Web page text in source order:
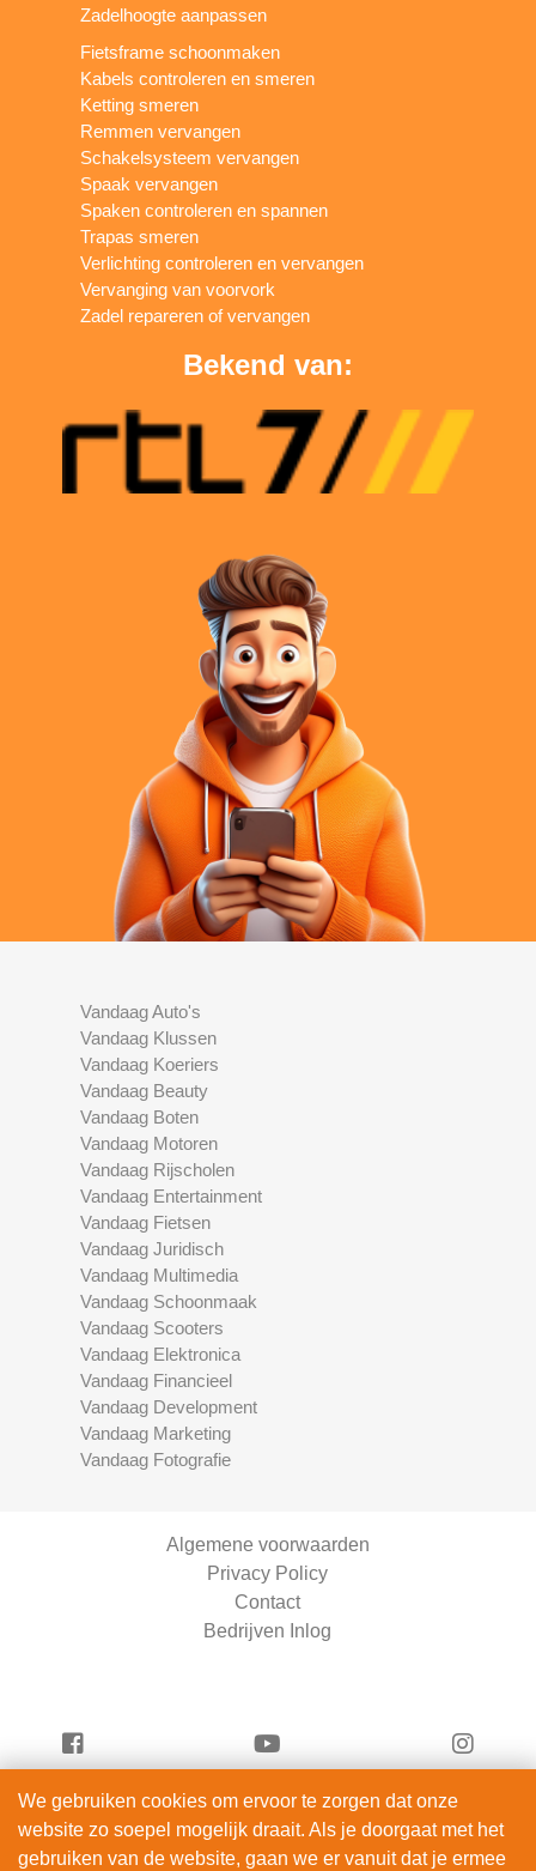
Zadelhoogte aanpassen
Fietsframe schoonmaken
Kabels controleren en smeren
Ketting smeren
Remmen vervangen
Schakelsysteem vervangen
Spaak vervangen
Spaken controleren en spannen
Trapas smeren
Verlichting controleren en vervangen
Vervanging van voorvork
Zadel repareren of vervangen
Bekend van:
Vandaag Auto's
Vandaag Klussen
Vandaag Koeriers
Vandaag Beauty
Vandaag Boten
Vandaag Motoren
Vandaag Rijscholen
Vandaag Entertainment
Vandaag Fietsen
Vandaag Juridisch
Vandaag Multimedia
Vandaag Schoonmaak
Vandaag Scooters
Vandaag Elektronica
Vandaag Financieel
Vandaag Development
Vandaag Marketing
Vandaag Fotografie
Algemene voorwaarden
Privacy Policy
Contact
Bedrijven Inlog
Vandaag Fietsen is onderdeel van
ServiceRight B.V. | KVK 90914872
We gebruiken cookies om ervoor te zorgen dat onze
website zo soepel mogelijk draait. Als je doorgaat met het
gebruiken van de website, gaan we er vanuit dat je ermee